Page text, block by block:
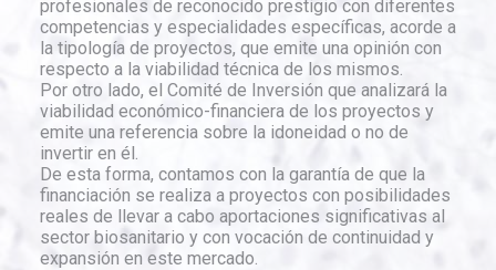
profesionales de reconocido prestigio con diferentes
competencias y especialidades específicas, acorde a
la tipología de proyectos, que emite una opinión con
respecto a la viabilidad técnica de los mismos.
Por otro lado, el Comité de Inversión que analizará la
viabilidad económico-financiera de los proyectos y
emite una referencia sobre la idoneidad o no de
invertir en él.
De esta forma, contamos con la garantía de que la
financiación se realiza a proyectos con posibilidades
reales de llevar a cabo aportaciones significativas al
sector biosanitario y con vocación de continuidad y
expansión en este mercado.